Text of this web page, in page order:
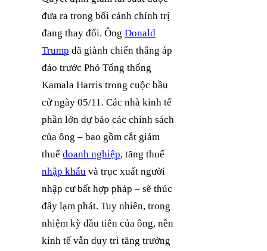
đưa ra trong bối cảnh chính trị
đang thay đổi. Ông Donald
Trump đã giành chiến thắng áp
đảo trước Phó Tổng thống
Kamala Harris trong cuộc bầu
cử ngày 05/11. Các nhà kinh tế
phần lớn dự báo các chính sách
của ông – bao gồm cắt giảm
thuế doanh nghiệp, tăng thuế
nhập khẩu và trục xuất người
nhập cư bất hợp pháp – sẽ thúc
đẩy lạm phát. Tuy nhiên, trong
nhiệm kỳ đầu tiên của ông, nền
kinh tế vẫn duy trì tăng trưởng